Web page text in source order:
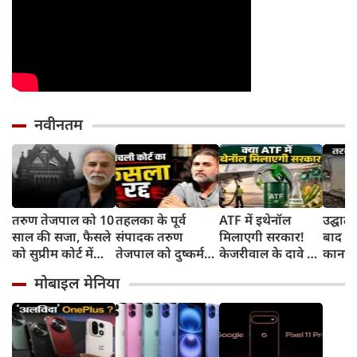
नवीनतम
तरुण तेजपाल को 10
साल की सजा, फैसले
को सुप्रीम कोर्ट में
तहलका के पूर्व
संपादक तरुण
तेजपाल को दुष्कर्म
सजा, जानिए क्या है
पूरा मामला
ATF में इथेनॉल
मिलाएगी सरकार!
केजरीवाल के दावे पर
किंजरापु?
बाद
सड़क,
मोबाइल मेनिया